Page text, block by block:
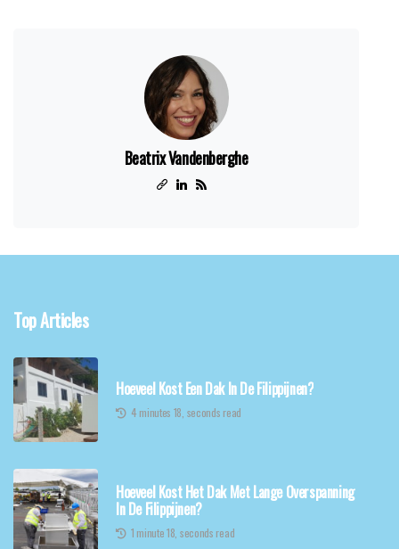
Beatrix Vandenberghe
Top Articles
Hoeveel Kost Een Dak In De Filippijnen?
4 minutes 18, seconds read
Hoeveel Kost Het Dak Met Lange Overspanning
In De Filippijnen?
1 minute 18, seconds read